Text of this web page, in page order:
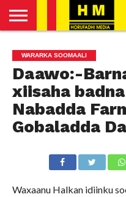
ENGLISH
NEWS
SOMALI
NEWS
POLITICS
FEATURED
VIDEO
ARTICLES
WARARKA SOOMAALI
Daawo:-
xiisaha
Nabadda
Gobaladda
Waxaanu Halkan idiinku